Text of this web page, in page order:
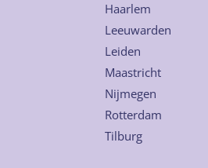
Haarlem
Leeuwarden
Leiden
Maastricht
Nijmegen
Rotterdam
Tilburg